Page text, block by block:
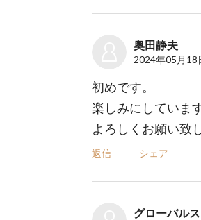
奥田静夫
2024年05月18
初めです。
楽しみにしています
よろしくお願い致
返信 シェア
グローバル